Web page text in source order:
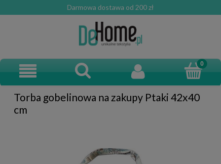
Darmowa dostawa od 200 zł
Torba gobelinowa na zakupy Ptaki 42x40
cm